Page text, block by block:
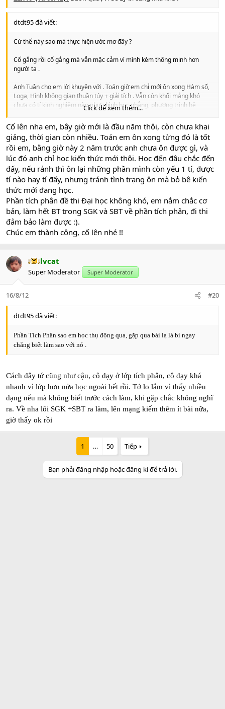
dtdt95 đã viết:
Cứ thế này sao mà thực hiện ước mơ đây ?
Cố gắng rồi cố gắng mà vẫn mặc cảm vì mình kém thông minh hơn
người ta .
Anh Tuân cho em lời khuyên với . Toán giờ em chỉ mới ôn xong Hàm số,
Loga, Hình không gian thuần túy + giải tích . Vẫn còn khối mảng khó
chưa có tí kinh nghiệm nào như : hình học phẳng, phương trình hệ
) .
Phần Tích Phân sao em học thụ động qua, gặp qua bài lạ là bí ngay
chẳng biết làm sao với nó .
Bắt đầu ... tuột cảm xúc nặng rồi .
Click để xem thêm...
Cố lên nha em, bây giờ mới là đầu năm thôi, còn chưa khai
giảng, thời gian còn nhiều. Toán em ôn xong từng đó là tốt
rồi em, bằng giờ này 2 năm trước anh chưa ôn được gì, và
lúc đó anh chỉ học kiến thức mới thôi. Học đến đâu chắc đến
đấy, nếu rảnh thì ôn lại những phần mình còn yếu 1 tí, được
tí nào hay tí đấy, nhưng tránh tình trạng ôn mà bỏ bê kiến
thức mới đang học.
Phần tích phân đề thi Đại học không khó, em nắm chắc cơ
bản, làm hết BT trong SGK và SBT về phần tích phân, đi thi
đảm bảo làm được :).
Chúc em thành công, cố lên nhé !!
lvcat
Super Moderator Super Moderator
16/8/12 #20
dtdt95 đã viết:
Phần Tích Phân sao em học thụ động qua, gặp qua bài lạ là bí ngay
chẳng biết làm sao với nó .
Cách đây tớ cũng như cậu, cô dạy ở lớp tích phân, cô dạy khá
nhanh vì lớp hơn nửa học ngoài hết rồi. Tớ lo lắm vì thấy nhiều
dạng nếu mà không biết trước cách làm, khi gặp chắc không nghĩ
ra. Về nha lôi SGK +SBT ra làm, lên mạng kiếm thêm ít bài nữa,
giờ thấy ok rồi
1 … 50 Tiếp
Bạn phải đăng nhập hoặc đăng kí để trả lời.